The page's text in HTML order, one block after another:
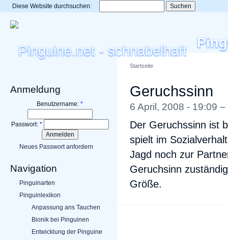
Diese Website durchsuchen:
Anmeldung
Benutzername: *
Passwort: *
Neues Passwort anfordern
Navigation
Pinguinarten
Pinguinlexikon
Anpassung ans Tauchen
Bionik bei Pinguinen
Entwicklung der Pinguine
Startseite
Geruchssinn
6 April, 2008 - 19:09
Der Geruchssinn ist
spielt im
Jagd noch zur
Geruchsinn
Größe.